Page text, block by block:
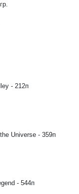
- 212п
Universe - 359п
- 544п